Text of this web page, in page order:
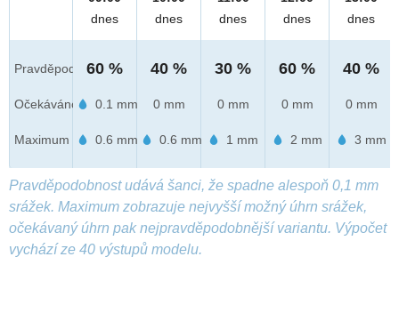
Pravděpod.
Očekáváno
Maximum
dnes
60 %
0.1 mm
0.6 mm
dnes
40 %
0 mm
0.6 mm
dnes
30 %
0 mm
1 mm
dnes
60 %
0 mm
2 mm
dnes
40 %
0 mm
3 mm
Pravděpodobnost udává šanci, že spadne alespoň 0,1 mm
srážek. Maximum zobrazuje nejvyšší možný úhrn srážek,
očekávaný úhrn pak nejpravděpodobnější variantu. Výpočet
vychází ze 40 výstupů modelu.